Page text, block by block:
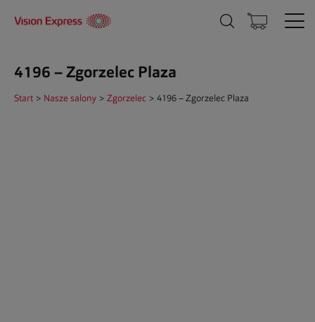
4196 – Zgorzelec Plaza
Start > Nasze salony > Zgorzelec > 4196 – Zgorzelec Plaza